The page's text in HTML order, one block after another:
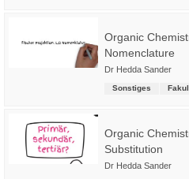
Organic
Nomenclature
Dr Hedda Sander
Sonstiges
Organic
Substitution
Dr Hedda Sander